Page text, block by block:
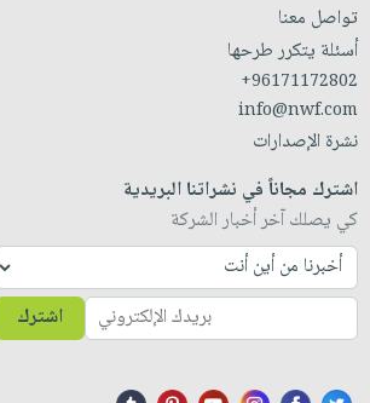
تواصل معنا
أسئلة يتكرر طرحها
+96171172802
info@nwf.com
نشرة الإصدارات
اشترك مجاناً في نشراتنا البريدية
كي يصلك آخر أخبار الشركة
اشترك